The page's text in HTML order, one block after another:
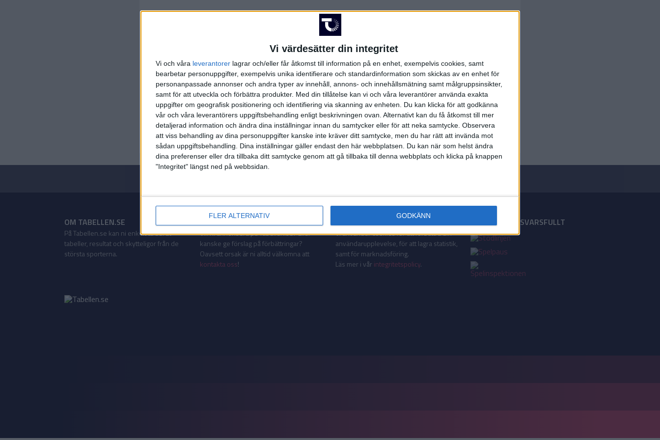
Vi värdesätter din integritet
Vi och våra leverantorer lagrar och/eller får åtkomst till information på en enhet, exempelvis cookies, samt
bearbetar personuppgifter, exempelvis unika identifierare och standardinformation som skickas av en enhet för
personanpassade annonser och andra typer av innehåll, annons- och innehållsmätning samt målgruppsinsikter,
samt för att utveckla och förbättra produkter. Med din tillåtelse kan vi och våra leverantörer använda exakta
uppgifter om geografisk positionering och identifiering via skanning av enheten. Du kan klicka för att godkänna
vår och våra leverantörers uppgiftsbehandling enligt beskrivningen ovan. Alternativt kan du få åtkomst till mer
detaljerad information och ändra dina inställningar innan du samtycker eller för att neka samtycke. Observera
att viss behandling av dina personuppgifter kanske inte kräver ditt samtycke, men du har rätt att invända mot
sådan uppgiftsbehandling. Dina inställningar gäller endast den här webbplatsen. Du kan när som helst ändra
dina preferenser eller dra tillbaka ditt samtycke genom att gå tillbaka till denna webbplats och klicka på knappen
"Integritet" längst ned på webbsidan.
FLER ALTERNATIV GODKÄNN
FAKTA
Herre Håndbold Ligaen
Lör 28/3, kl 16:00
Matchstart
OM TABELLEN.SE
På Tabellen.se kan ni enkelt ta del av
tabeller, resultat och skytteligor från de
största sporterna.
KONTAKT
Vill ni annonsera på Tabellen.se? Eller
kanske ge förslag på förbättringar?
Oavsett orsak är ni alltid välkomna att
kontakta oss!
INTEGRITETSPOLICY
Vi använder cookies för att förbättra din
användarupplevelse, för att lagra statistik,
samt för marknadsföring.
Läs mer i vår integritetspolicy.
18+ SPELA ANSVARSFULLT